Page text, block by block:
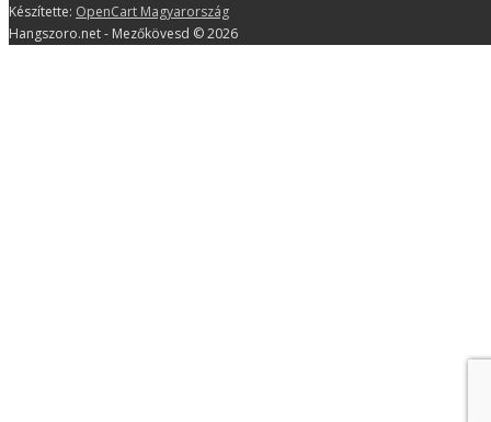
Készítette: OpenCart Magyarország
Hangszoro.net - Mezőkövesd © 2026